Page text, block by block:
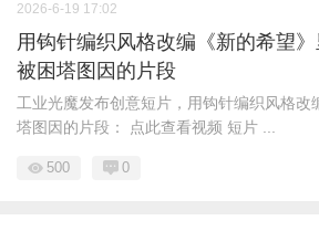
2026-6-19 17:02
用钩针编织风格改编《新的希望
被困塔图因的片段
工业光魔发布创意短片，用钩针编织风格改
塔图因的片段： 点此查看视频 短片 ...
500 0